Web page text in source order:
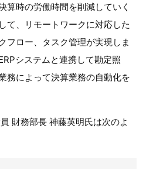
算時の労働時間を削減していく
て、リモートワークに対応した
フロー、タスク管理が実現しま
システムと連携して勘定照
務によって決算業務の自動化を
財務部長 神藤英明氏は次のよ